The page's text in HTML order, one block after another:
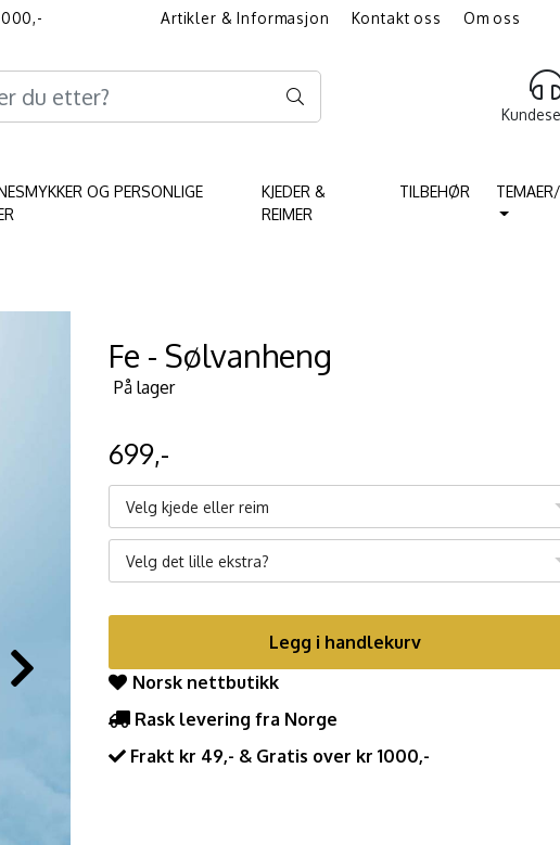
Artikler & Informasjon Kontakt oss
Om oss
OG PERSONLIGE
KJEDER &
REIMER
TILBEHØR
Fe - Sølvanheng
På lager
699,-
Velg kjede eller reim
Velg det lille ekstra?
Legg i handlekurv
Norsk nettbutikk
Rask levering fra Norge
Frakt kr 49,- & Gratis over kr 1000,-